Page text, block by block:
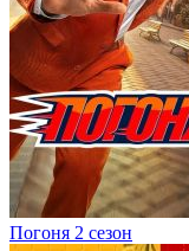
Погоня 2 сезон